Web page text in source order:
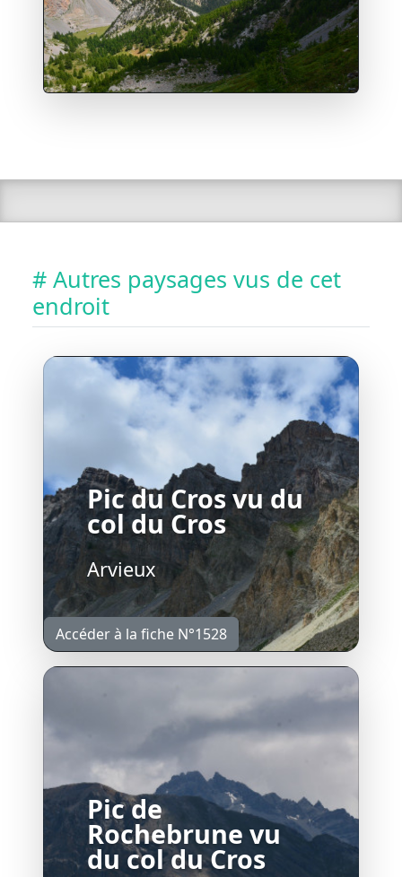
# Autres paysages vus de cet
endroit
Pic du Cros vu du
col du Cros
Arvieux
Accéder à la fiche N°1528
Pic de
Rochebrune vu
du col du Cros